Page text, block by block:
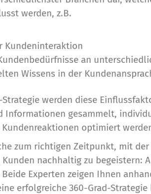
werden, z.B.
Kundeninteraktion
an
Wissens in der
werden diese
Informationen gesammelt,
optimiert
zum richtigen Zeitpunkt, mit
nachhaltig zu begeistern:
Experten zeigen Ihnen
erfolgreiche 360-Grad-